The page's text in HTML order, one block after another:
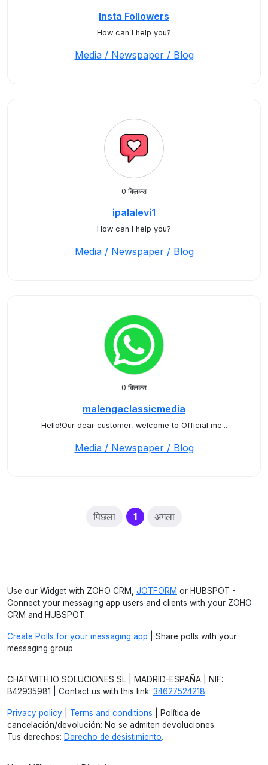
Insta Followers
How can I help you?
Media / Newspaper / Blog
0 क्लिक्स
ipalalevi1
How can I help you?
Media / Newspaper / Blog
0 क्लिक्स
malengaclassicmedia
Hello!Our dear customer, welcome to Official me...
Media / Newspaper / Blog
पिछला 1(current)
अगला
Use our Widget with ZOHO CRM, JOTFORM or HUBSPOT -
Connect your messaging app users and clients with your ZOHO
CRM and HUBSPOT
Create Polls for your messaging app | Share polls with your
messaging group
CHATWITH.IO SOLUCIONES SL | MADRID-ESPAÑA | NIF:
B42935981 | Contact us with this link: 34627524218
Privacy policy Terms and conditions | Política de
cancelación/devolución: No se admiten devoluciones.
Tus derechos: Derecho de desistimiento.